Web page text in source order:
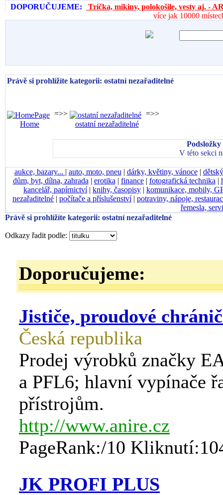
DOPORUČUJEME:
Trička, mikiny, polokošile, vesty aj. -
více jak 10000
Právě si prohlížíte kategorii: ostatní nezařaditelné
Home
=>>
ostatní nezařaditelné
=>>
V této sekci
aukce, bazary... | auto, moto, pneu | dárky, květiny, vánoce|
dům, byt, dílna, zahrada | erotika | finance| fotografická technika |
kancelář, papírnictví| knihy, časopisy | komunikace, mobily,
nezařaditelné | počítače a příslušenství| potraviny, nápoje,
řemesla,
Právě si prohlížíte kategorii: ostatní nezařaditelné
Odkazy řadit podle:
Doporučujeme:
Jističe, proudové
Česká republika
Prodej výrobků značky
a PFL6; hlavní vypínače
přístrojům.
http://www.anire.cz
PageRank:/10
JK PROFI PLUS